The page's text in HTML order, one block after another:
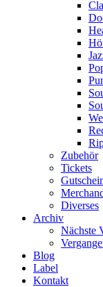
Zubehör
Tickets
Diverses
Archiv
Nächste
Blog
Label
Kontakt